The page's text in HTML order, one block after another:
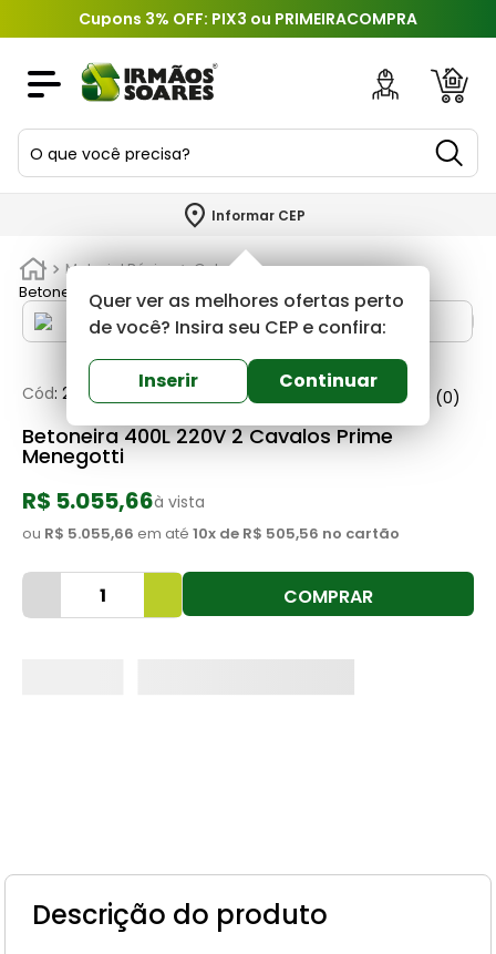
Cupons 3% OFF: PIX3 ou PRIMEIRACOMPRA
O que você precisa?
Informar CEP
Quer ver as melhores ofertas perto
de você? Insira seu CEP e confira:
Inserir Continuar
Material Básico
Outros
Betoneira 400L 220V 2 Cavalos Prime Menegotti
Cód:291595 Menegotti (0)
Betoneira 400L 220V 2 Cavalos Prime
Menegotti
R$ 5.055,66à vista
ou R$ 5.055,66 em até 10x de R$ 505,56 no cartão
COMPRAR
Descrição do produto
TERMOS MAIS BUSCADOS
2º
3º
porta
revestimento
5º
telha
6º
argamassa
cimento
torneira